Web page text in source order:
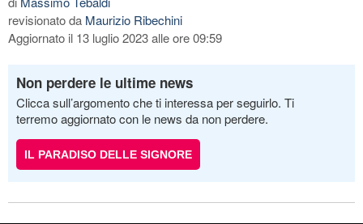
revisionato da Maurizio Ribechini
Aggiornato il 13 luglio 2023 alle ore 09:59
Non perdere le ultime news
Clicca sull’argomento che ti interessa per seguirlo. Ti
terremo aggiornato con le news da non perdere.
IL PARADISO DELLE SIGNORE